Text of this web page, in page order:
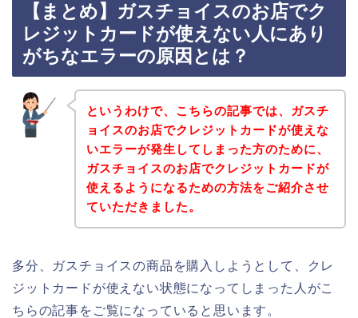
【まとめ】ガスチョイスのお店でク
レジットカードが使えない人にあり
がちなエラーの原因とは？
というわけで、こちらの記事では、ガスチ
ョイスのお店でクレジットカードが使えな
いエラーが発生してしまった方のために、
ガスチョイスのお店でクレジットカードが
使えるようになるための方法をご紹介させ
ていただきました。
多分、ガスチョイスの商品を購入しようとして、クレ
ジットカードが使えない状態になってしまった人がこ
ちらの記事をご覧になっていると思います。